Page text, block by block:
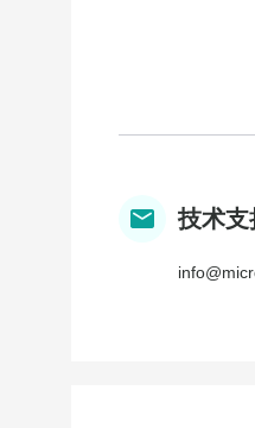
技术支